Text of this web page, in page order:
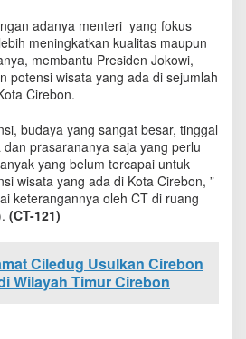
adanya menteri yang fokus
meningkatkan kualitas maupun
membantu Presiden Jokowi,
potensi wisata yang ada di sejumlah
Cirebon.
budaya yang sangat besar, tinggal
prasarananya saja yang perlu
yang belum tercapai untuk
wisata yang ada di Kota Cirebon, ”
keterangannya oleh CT di ruang
(CT-121)
Ciledug Usulkan Cirebon
Wilayah Timur Cirebon